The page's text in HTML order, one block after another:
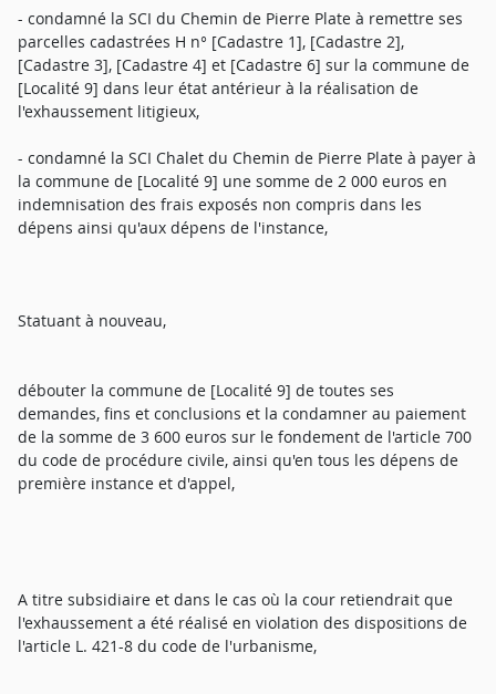
- condamné la SCI du Chemin de Pierre Plate à remettre ses
parcelles cadastrées H n° [Cadastre 1], [Cadastre 2],
[Cadastre 3], [Cadastre 4] et [Cadastre 6] sur la commune de
[Localité 9] dans leur état antérieur à la réalisation de
l'exhaussement litigieux,
- condamné la SCI Chalet du Chemin de Pierre Plate à payer à
la commune de [Localité 9] une somme de 2 000 euros en
indemnisation des frais exposés non compris dans les
dépens ainsi qu'aux dépens de l'instance,
Statuant à nouveau,
débouter la commune de [Localité 9] de toutes ses
demandes, fins et conclusions et la condamner au paiement
de la somme de 3 600 euros sur le fondement de l'article 700
du code de procédure civile, ainsi qu'en tous les dépens de
première instance et d'appel,
A titre subsidiaire et dans le cas où la cour retiendrait que
l'exhaussement a été réalisé en violation des dispositions de
l'article L. 421-8 du code de l'urbanisme,